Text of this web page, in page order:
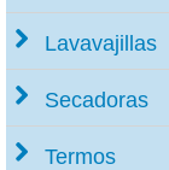
Lavavajillas
Secadoras
Termos